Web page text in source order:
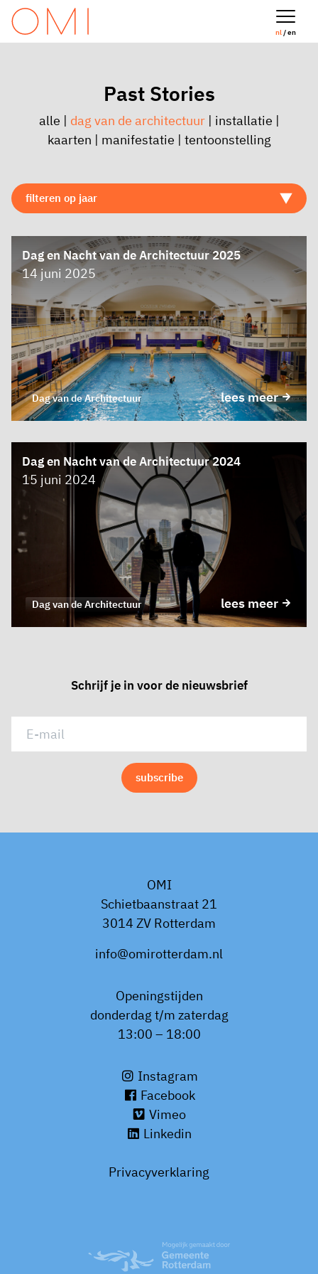
nl/ en
Past Stories
alle | dag van de architectuur | installatie |
kaarten | manifestatie | tentoonstelling
Dag en Nacht van de Architectuur 2025
14 juni 2025
lees meer
Dag van de Architectuur
Dag en Nacht van de Architectuur 2024
15 juni 2024
lees meer
Dag van de Architectuur
Schrijf je in voor de nieuwsbrief
OMI
Schietbaanstraat 21
3014 ZV Rotterdam
info@omirotterdam.nl
Openingstijden
donderdag t/m zaterdag
13:00 – 18:00
Instagram
Facebook
Vimeo
Linkedin
Privacyverklaring